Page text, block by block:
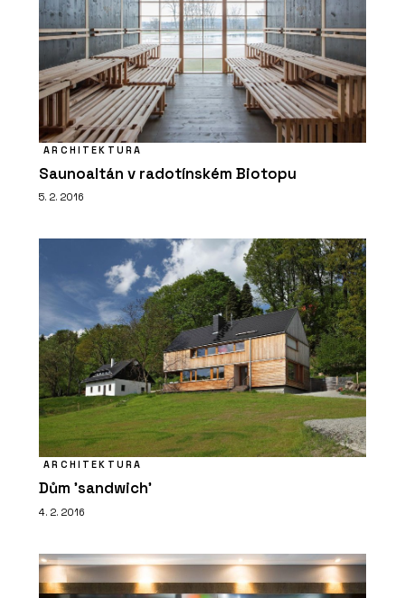
ARCHITEKTURA
Saunoaltán v radotínském Biotopu
5. 2. 2016
ARCHITEKTURA
Dům 'sandwich'
4. 2. 2016